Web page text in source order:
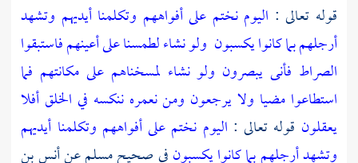
قوله تعالى : اليوم نختم على أفواههم وتكلمنا أيديهم وتشهد
أرجلهم بما كانوا يكسبون ولو نشاء لطمسنا على أعينهم فاستبقوا
الصراط فأنى يبصرون ولو نشاء لمسخناهم على مكانتهم فما
استطاعوا مضيا ولا يرجعون ومن نعمره ننكسه في الخلق أفلا
يعقلون قوله تعالى : اليوم نختم على أفواههم وتكلمنا أيديهم
وتشهد أرجلهم بما كانوا يكسبونفي صحيحمسلمعنأنس بن